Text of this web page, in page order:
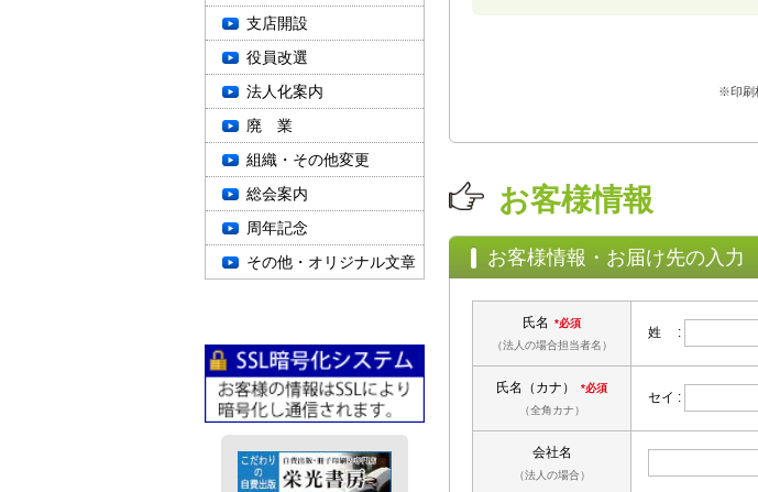
※印刷
お客様情報
お客様情報・お届け先の入力
氏名
*必須
（法人の場合担当者名）
姓 :
氏名（カナ）
*必須
（全角カナ）
セイ :
会社名
（法人の場合）
支店開設
役員改選
法人化案内
廃 業
組織・その他変更
総会案内
周年記念
その他・オリジナル文章